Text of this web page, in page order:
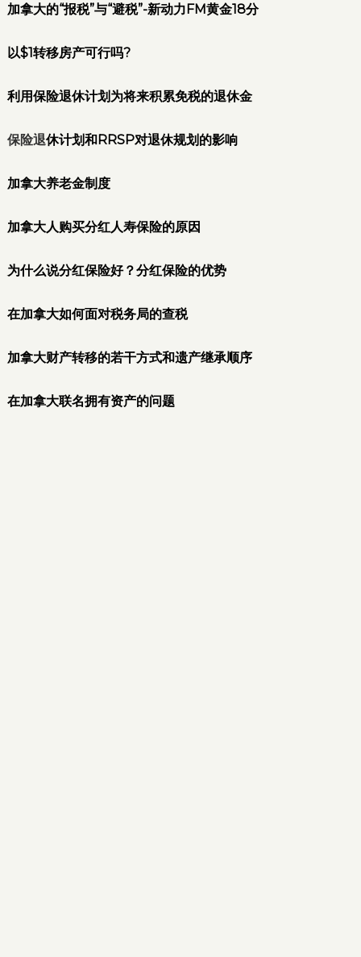
加拿大的“报税”与“避税”-新动力FM黄金18分
以$1转移房产可行吗?
利用保险退休计划为将来积累免税的退休金
保险退休计划和RRSP对退休规划的影响
加拿大养老金制度
加拿大人购买分红人寿保险的原因
为什么说分红保险好？分红保险的优势
在加拿大如何面对税务局的查税
加拿大财产转移的若干方式和遗产继承顺序
在加拿大联名拥有资产的问题